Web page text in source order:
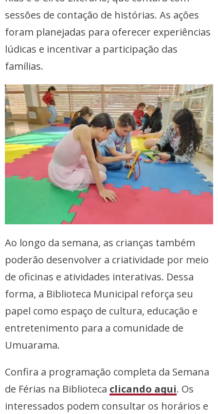
sessões de contação de histórias. As ações
foram planejadas para oferecer experiências
lúdicas e incentivar a participação das
famílias.
Ao longo da semana, as crianças também
poderão desenvolver a criatividade por meio
de oficinas e atividades interativas. Dessa
forma, a Biblioteca Municipal reforça seu
papel como espaço de cultura, educação e
entretenimento para a comunidade de
Umuarama.
Confira a programação completa da Semana
de Férias na Biblioteca clicando aqui. Os
interessados podem consultar os horários e